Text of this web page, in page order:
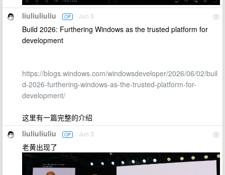
2
liuliuliuliu OP Jun 3
Build 2026: Furthering Windows as the trusted platform for
development
https://blogs.windows.com/windowsdeveloper/2026/06/02/buil
d-2026-furthering-windows-as-the-trusted-platform-for-
development/
这里有一篇完整的介绍
3
liuliuliuliu OP Jun 3
老黄出现了